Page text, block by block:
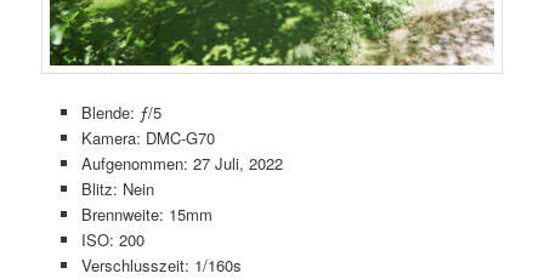
Blende: ƒ/5
Kamera: DMC-G70
Aufgenommen: 27 Juli, 2022
Blitz: Nein
Brennweite: 15mm
ISO: 200
Verschlusszeit: 1/160s